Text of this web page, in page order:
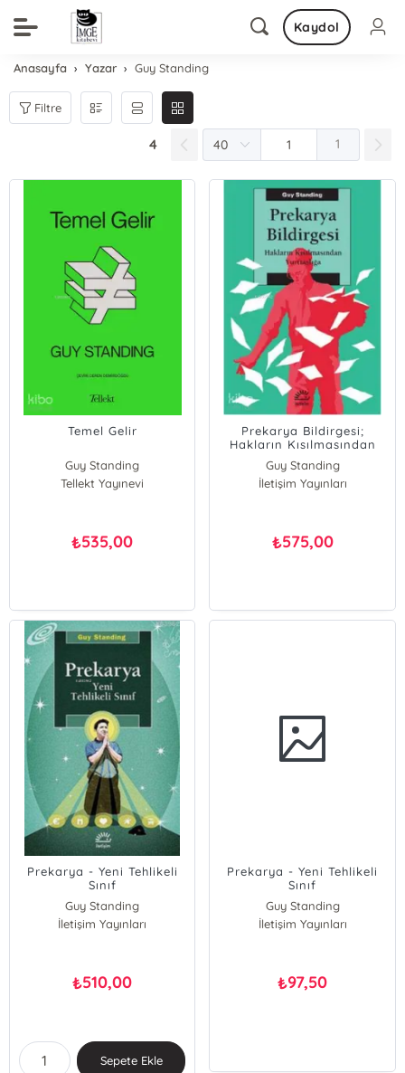
Kaydol
Anasayfa Yazar Guy Standing
Filtre
4 1
Temel Gelir
Guy Standing
Tellekt Yayınevi
₺535,00
Prekarya Bildirgesi;
Hakların Kısılmasından
Yurttaşlığa
Guy Standing
İletişim Yayınları
₺575,00
Prekarya - Yeni Tehlikeli
Sınıf
Guy Standing
İletişim Yayınları
₺510,00
Sepete Ekle
Prekarya - Yeni Tehlikeli
Sınıf
Guy Standing
İletişim Yayınları
₺97,50